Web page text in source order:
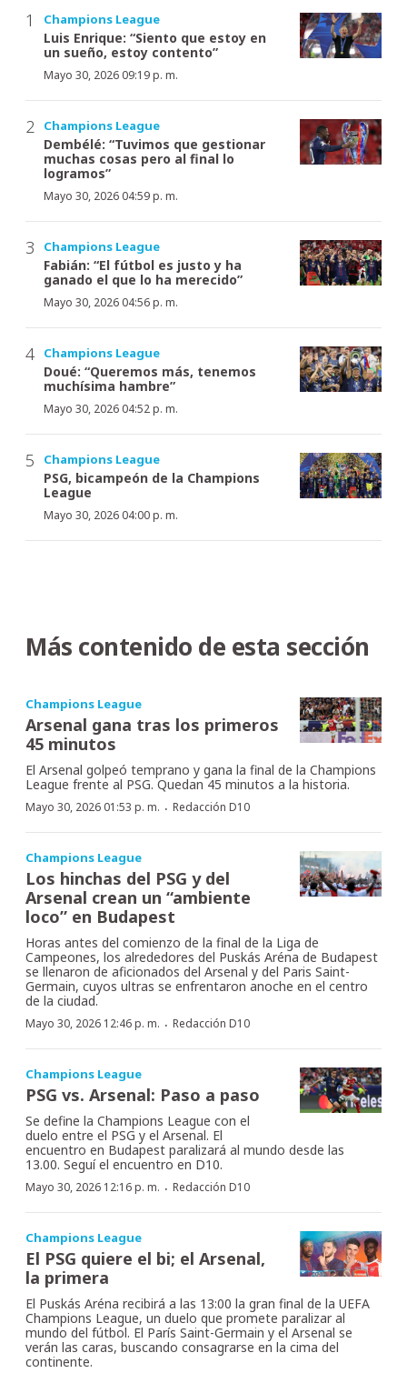
Champions League
Luis Enrique: “Siento que estoy en
un sueño, estoy contento”
Mayo 30, 2026 09:19 p. m.
Champions League
Dembélé: “Tuvimos que gestionar
muchas cosas pero al final lo
logramos”
Mayo 30, 2026 04:59 p. m.
Champions League
Fabián: “El fútbol es justo y ha
ganado el que lo ha merecido”
Mayo 30, 2026 04:56 p. m.
Champions League
Doué: “Queremos más, tenemos
muchísima hambre”
Mayo 30, 2026 04:52 p. m.
Champions League
PSG, bicampeón de la Champions
League
Mayo 30, 2026 04:00 p. m.
Más contenido de esta sección
Champions League
Arsenal gana tras los primeros
45 minutos
El Arsenal golpeó temprano y gana la final de la Champions
League frente al PSG. Quedan 45 minutos a la historia.
Mayo 30, 2026 01:53 p. m. · Redacción D10
Champions League
Los hinchas del PSG y del
Arsenal crean un “ambiente
loco” en Budapest
Horas antes del comienzo de la final de la Liga de
Campeones, los alrededores del Puskás Aréna de Budapest
se llenaron de aficionados del Arsenal y del Paris Saint-
Germain, cuyos ultras se enfrentaron anoche en el centro
de la ciudad.
Mayo 30, 2026 12:46 p. m. · Redacción D10
Champions League
PSG vs. Arsenal: Paso a paso
Se define la Champions League con el
duelo entre el PSG y el Arsenal. El
encuentro en Budapest paralizará al mundo desde las
13.00. Seguí el encuentro en D10.
Mayo 30, 2026 12:16 p. m. · Redacción D10
Champions League
El PSG quiere el bi; el Arsenal,
la primera
El Puskás Aréna recibirá a las 13:00 la gran final de la UEFA
Champions League, un duelo que promete paralizar al
mundo del fútbol. El París Saint-Germain y el Arsenal se
verán las caras, buscando consagrarse en la cima del
continente.